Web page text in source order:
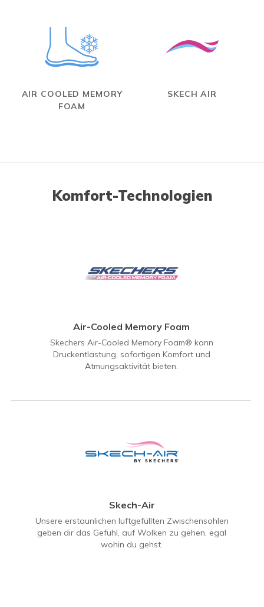
AIR COOLED MEMORY
FOAM
SKECH AIR
Komfort-Technologien
Air-Cooled Memory Foam
Skechers Air-Cooled Memory Foam® kann
Druckentlastung, sofortigen Komfort und
Atmungsaktivität bieten.
Skech-Air
Unsere erstaunlichen luftgefüllten Zwischensohlen
geben dir das Gefühl, auf Wolken zu gehen, egal
wohin du gehst.